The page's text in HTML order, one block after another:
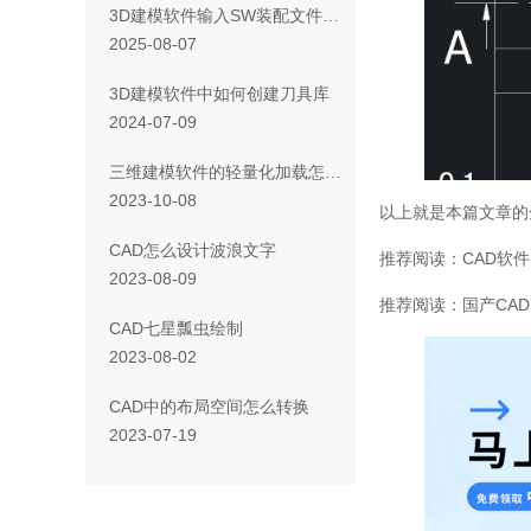
3D建模软件输入SW装配文件后组件显示带锁怎么办
2025-08-07
3D建模软件中如何创建刀具库
2024-07-09
三维建模软件的轻量化加载怎么使用
2023-10-08
CAD怎么设计波浪文字
2023-08-09
CAD七星瓢虫绘制
2023-08-02
CAD 中的布局空间怎么转换
2023-07-19
以上就是本篇文章
推荐阅读： CAD软件
推荐阅读：国产CAD